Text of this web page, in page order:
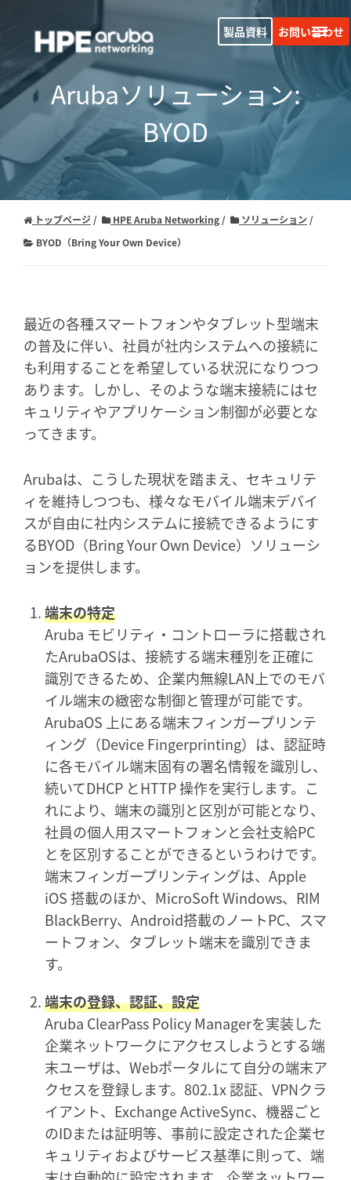
製品資料 お問い合わせ
Arubaソリューション:
BYOD
トップページ HPE Aruba Networking
ソリューション
BYOD（Bring Your Own Device）
最近の各種スマートフォンやタブレット型端末
の普及に伴い、社員が社内システムへの接続に
も利用することを希望している状況になりつつ
あります。しかし、そのような端末接続にはセ
キュリティやアプリケーション制御が必要とな
ってきます。
Arubaは、こうした現状を踏まえ、セキュリテ
ィを維持しつつも、様々なモバイル端末デバイ
スが自由に社内システムに接続できるようにす
るBYOD（Bring Your Own Device）ソリューシ
ョンを提供します。
端末の特定
Aruba モビリティ・コントローラに搭載され
たArubaOSは、接続する端末種別を正確に
識別できるため、企業内無線LAN上でのモバ
イル端末の緻密な制御と管理が可能です。
ArubaOS 上にある端末フィンガープリンテ
ィング（Device Fingerprinting）は、認証時
に各モバイル端末固有の署名情報を識別し、
続いてDHCP とHTTP 操作を実行します。こ
れにより、端末の識別と区別が可能となり、
社員の個人用スマートフォンと会社支給PC
とを区別することができるというわけです。
端末フィンガープリンティングは、Apple
iOS 搭載のほか、MicroSoft Windows、RIM
BlackBerry、Android搭載のノートPC、スマ
ートフォン、タブレット端末を識別できま
す。
端末の登録、認証、設定
Aruba ClearPass Policy Managerを実装した
企業ネットワークにアクセスしようとする端
末ユーザは、Webポータルにて自分の端末ア
クセスを登録します。802.1x 認証、VPNクラ
イアント、Exchange ActiveSync、機器ごと
のIDまたは証明等、事前に設定された企業セ
キュリティおよびサービス基準に則って、端